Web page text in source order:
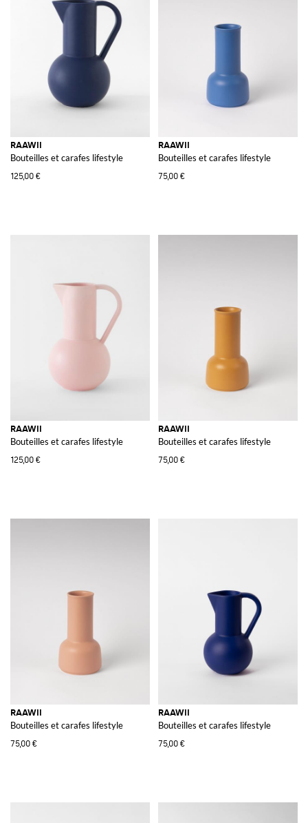
RAAWII
Bouteilles et carafes lifestyle
125,00 €
RAAWII
Bouteilles et carafes lifestyle
75,00 €
RAAWII
Bouteilles et carafes lifestyle
125,00 €
RAAWII
Bouteilles et carafes lifestyle
75,00 €
RAAWII
Bouteilles et carafes lifestyle
75,00 €
RAAWII
Bouteilles et carafes lifestyle
75,00 €